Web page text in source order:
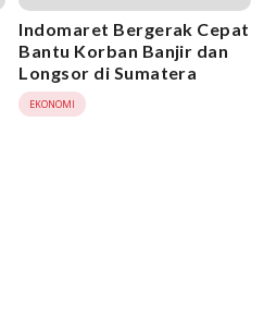
Indomaret Bergerak Cepat
Bantu Korban Banjir dan
Longsor di Sumatera
EKONOMI